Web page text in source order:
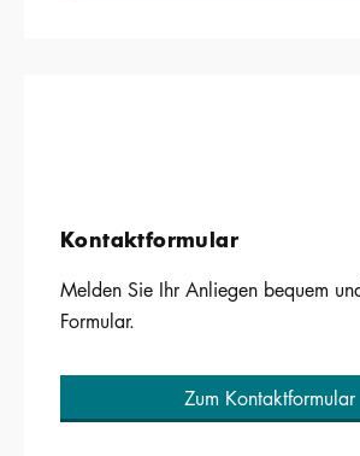
Kontaktformular
Melden Sie Ihr Anliegen bequem
Formular.
Zum Kontaktformular